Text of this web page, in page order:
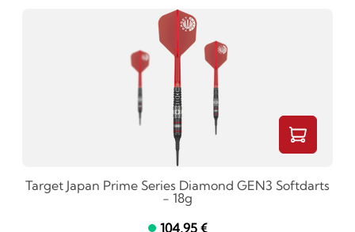
Target Japan Prime Series Diamond GEN3 Softdarts
- 18g
104,95 €